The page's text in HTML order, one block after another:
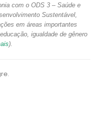
com o ODS 3 – Saúde e
Sustentável,
em áreas importantes
igualdade de gênero
).